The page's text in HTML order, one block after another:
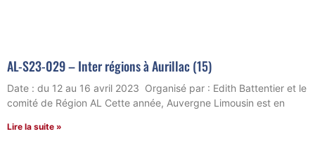
AL-S23-029 – Inter régions à Aurillac (15)
Date : du 12 au 16 avril 2023 Organisé par : Edith Battentier et le
comité de Région AL Cette année, Auvergne Limousin est en
Lire la suite »